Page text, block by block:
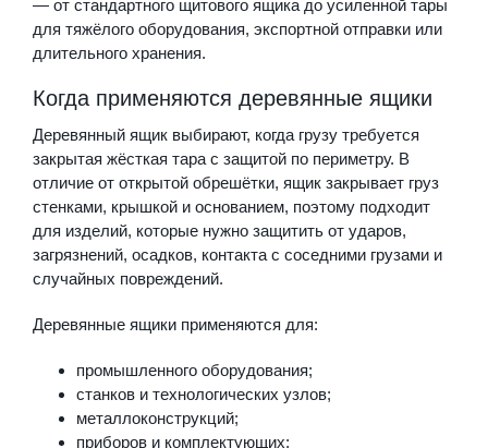
— от стандартного щитового ящика до усиленной тары
для тяжёлого оборудования, экспортной отправки или
длительного хранения.
Когда применяются деревянные ящики
Деревянный ящик выбирают, когда грузу требуется
закрытая жёсткая тара с защитой по периметру. В
отличие от открытой обрешётки, ящик закрывает груз
стенками, крышкой и основанием, поэтому подходит
для изделий, которые нужно защитить от ударов,
загрязнений, осадков, контакта с соседними грузами и
случайных повреждений.
Деревянные ящики применяются для:
промышленного оборудования;
станков и технологических узлов;
металлоконструкций;
приборов и комплектующих;